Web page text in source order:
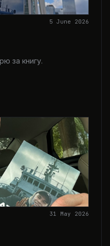
5 June 2026
за книгу.
31 May 2026